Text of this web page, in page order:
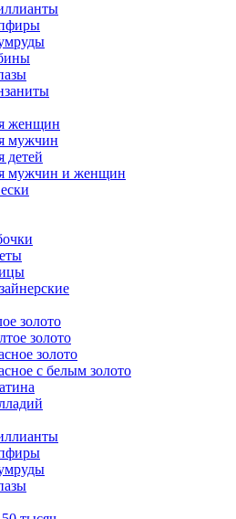
женщин
мужчин
детей
мужчин и женщин
золото
золото
золото
с белым золото